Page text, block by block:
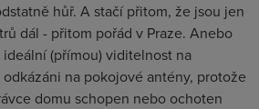
hůř. A stačí přitom, že jsou jen
dál - přitom pořád v Praze. Anebo
(přímou) viditelnost na
na pokojové antény, protože
domu schopen nebo ochoten